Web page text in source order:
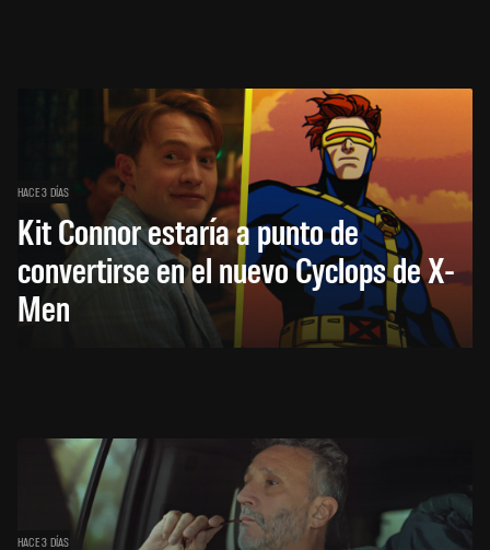
HACE 3 DÍAS
Kit Connor estaría a punto de
convertirse en el nuevo Cyclops de X-
Men
HACE 3 DÍAS